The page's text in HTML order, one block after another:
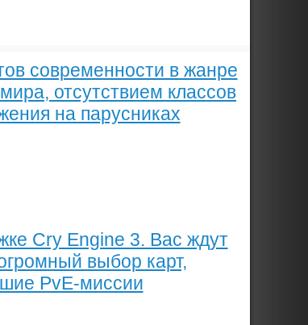
современности в жанре
отсутствием классов
на парусниках
Cry Engine 3. Вас ждут
выбор карт,
PvE-миссии